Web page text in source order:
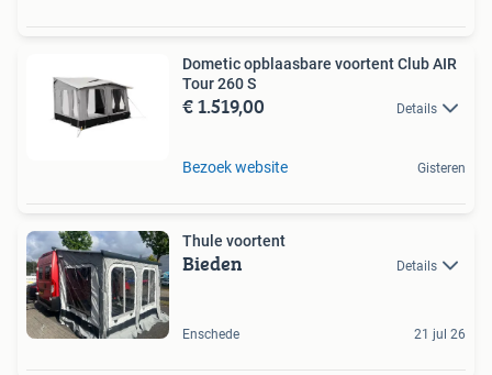
Dometic opblaasbare voortent Club AIR
Tour 260 S
€ 1.519,00 Details
Bezoek website Gisteren
Thule voortent
Bieden Details
Enschede 21 jul 26